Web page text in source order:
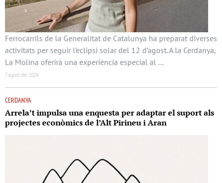
Ferrocarrils de la Generalitat de Catalunya ha preparat diverses
activitats per seguir l’eclipsi solar del 12 d’agost. A la Cerdanya,
La Molina oferirà una experiència especial al …
7 agost del 2026
CERDANYA
Arrela’t impulsa una enquesta per adaptar el suport als
projectes econòmics de l’Alt Pirineu i Aran